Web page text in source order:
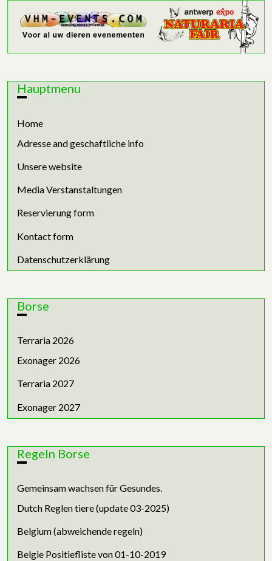
Hauptmenu
Home
Adresse and geschaftliche info
Unsere website
Media Verstanstaltungen
Reservierung form
Kontact form
Datenschutzerklärung
Borse
Terraria 2026
Exonager 2026
Terraria 2027
Exonager 2027
Regeln Borse
Gemeinsam wachsen für Gesundes.
Dutch Reglen tiere (update 03-2025)
Belgium (abweichende regeln)
Belgie Positiefliste von 01-10-2019